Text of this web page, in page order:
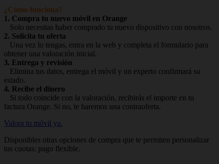
¿Cómo funciona?
1. Compra tu nuevo móvil en Orange
Solo necesitas haber comprado tu nuevo dispositivo con nosotros.
2. Solicita tu oferta
Una vez lo tengas, entra en la web y completa el formulario para
obtener una valoración inicial.
3. Entrega y revisión
Elimina tus datos, entrega el móvil y un experto confirmará su
estado.
4. Recibe el dinero
Si todo coincide con la valoración, recibirás el importe en tu
factura Orange. Si no, te haremos una contraoferta.
Valora tu móvil ya.
Disponibles otras opciones de compra que te permiten personalizar
tus cuotas: pago flexible.